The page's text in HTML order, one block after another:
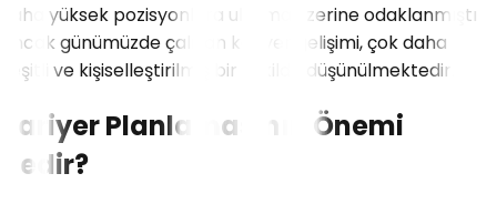
daha yüksek pozisyonlara ulaşma üzerine odaklanmıştır.
Ancak günümüzde çalışan kariyer gelişimi, çok daha
çeşitli ve kişiselleştirilmiş bir şekilde düşünülmektedir.
Kariyer Planlamasının Önemi
Nedir?